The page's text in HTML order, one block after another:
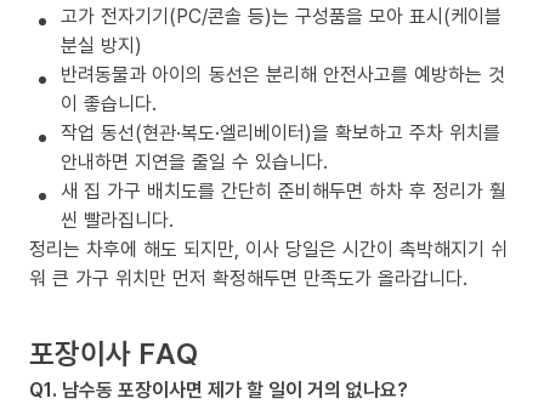
고가 전자기기(PC/콘솔 등)는 구성품을 모아 표시(케이블
분실 방지)
반려동물과 아이의 동선은 분리해 안전사고를 예방하는 것
이 좋습니다.
작업 동선(현관·복도·엘리베이터)을 확보하고 주차 위치를
안내하면 지연을 줄일 수 있습니다.
새 집 가구 배치도를 간단히 준비해두면 하차 후 정리가 훨
씬 빨라집니다.
정리는 차후에 해도 되지만, 이사 당일은 시간이 촉박해지기 쉬
워 큰 가구 위치만 먼저 확정해두면 만족도가 올라갑니다.
포장이사 FAQ
Q1. 남수동 포장이사면 제가 할 일이 거의 없나요?